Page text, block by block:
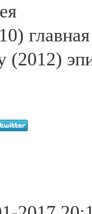
(2012)